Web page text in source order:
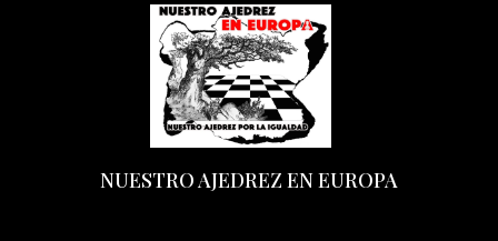
NUESTRO AJEDREZ EN EUROPA